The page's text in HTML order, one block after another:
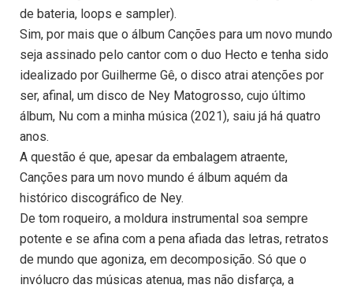
de bateria, loops e sampler).
Sim, por mais que o álbum Canções para um novo mundo
seja assinado pelo cantor com o duo Hecto e tenha sido
idealizado por Guilherme Gê, o disco atrai atenções por
ser, afinal, um disco de Ney Matogrosso, cujo último
álbum, Nu com a minha música (2021), saiu já há quatro
anos.
A questão é que, apesar da embalagem atraente,
Canções para um novo mundo é álbum aquém da
histórico discográfico de Ney.
De tom roqueiro, a moldura instrumental soa sempre
potente e se afina com a pena afiada das letras, retratos
de mundo que agoniza, em decomposição. Só que o
invólucro das músicas atenua, mas não disfarça, a